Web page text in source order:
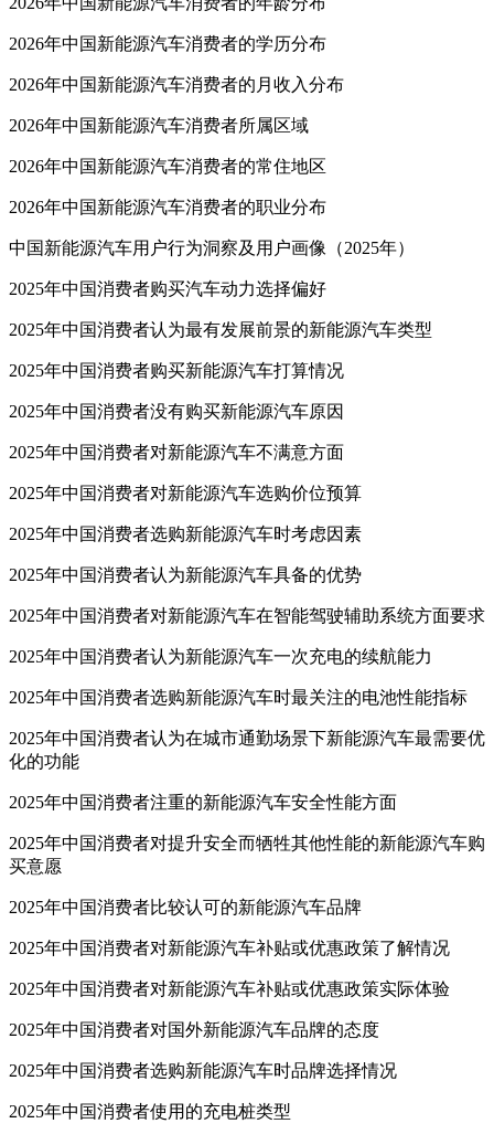
2026年中国新能源汽车消费者的学历分布
2026年中国新能源汽车消费者的月收入分布
2026年中国新能源汽车消费者所属区域
2026年中国新能源汽车消费者的常住地区
2026年中国新能源汽车消费者的职业分布
中国新能源汽车用户行为洞察及用户画像（2025年）
2025年中国消费者购买汽车动力选择偏好
2025年中国消费者认为最有发展前景的新能源汽车类型
2025年中国消费者购买新能源汽车打算情况
2025年中国消费者没有购买新能源汽车原因
2025年中国消费者对新能源汽车不满意方面
2025年中国消费者对新能源汽车选购价位预算
2025年中国消费者选购新能源汽车时考虑因素
2025年中国消费者认为新能源汽车具备的优势
2025年中国消费者对新能源汽车在智能驾驶辅助系统方面要求
2025年中国消费者认为新能源汽车一次充电的续航能力
2025年中国消费者选购新能源汽车时最关注的电池性能指标
2025年中国消费者认为在城市通勤场景下新能源汽车最需要优
化的功能
2025年中国消费者注重的新能源汽车安全性能方面
2025年中国消费者对提升安全而牺牲其他性能的新能源汽车购
买意愿
2025年中国消费者比较认可的新能源汽车品牌
2025年中国消费者对新能源汽车补贴或优惠政策了解情况
2025年中国消费者对新能源汽车补贴或优惠政策实际体验
2025年中国消费者对国外新能源汽车品牌的态度
2025年中国消费者选购新能源汽车时品牌选择情况
2025年中国消费者使用的充电桩类型